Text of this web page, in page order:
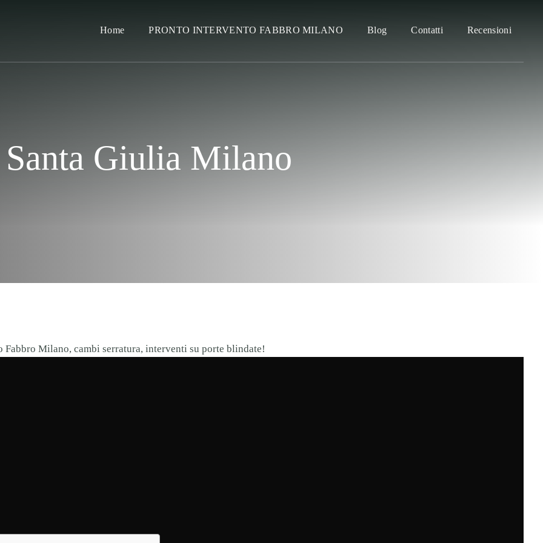
Home PRONTO INTERVENTO FABBRO MILANO Blog Contatti Recensioni
Giulia Milano
Milano, cambi serratura, interventi su porte blindate!